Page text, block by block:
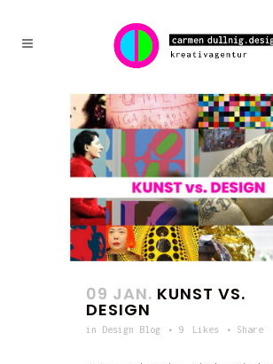
09 JAN. KUNST VS.
DESIGN
in Design Blog 9 Likes Share